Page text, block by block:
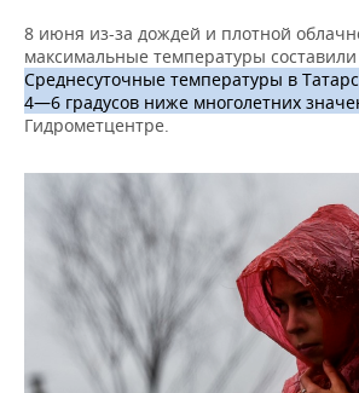
ВОДНЫЕ ВИДЫ СПОРТА
ХОККЕЙ С МЯЧОМ
ОБРАЗОВАНИЕ
ПРОИСШЕСТВИЯ
8 июня из-за дождей и плотной
максимальные температуры составили
Среднесуточные температуры в
4—6 градусов ниже многолетних
Гидрометцентре.